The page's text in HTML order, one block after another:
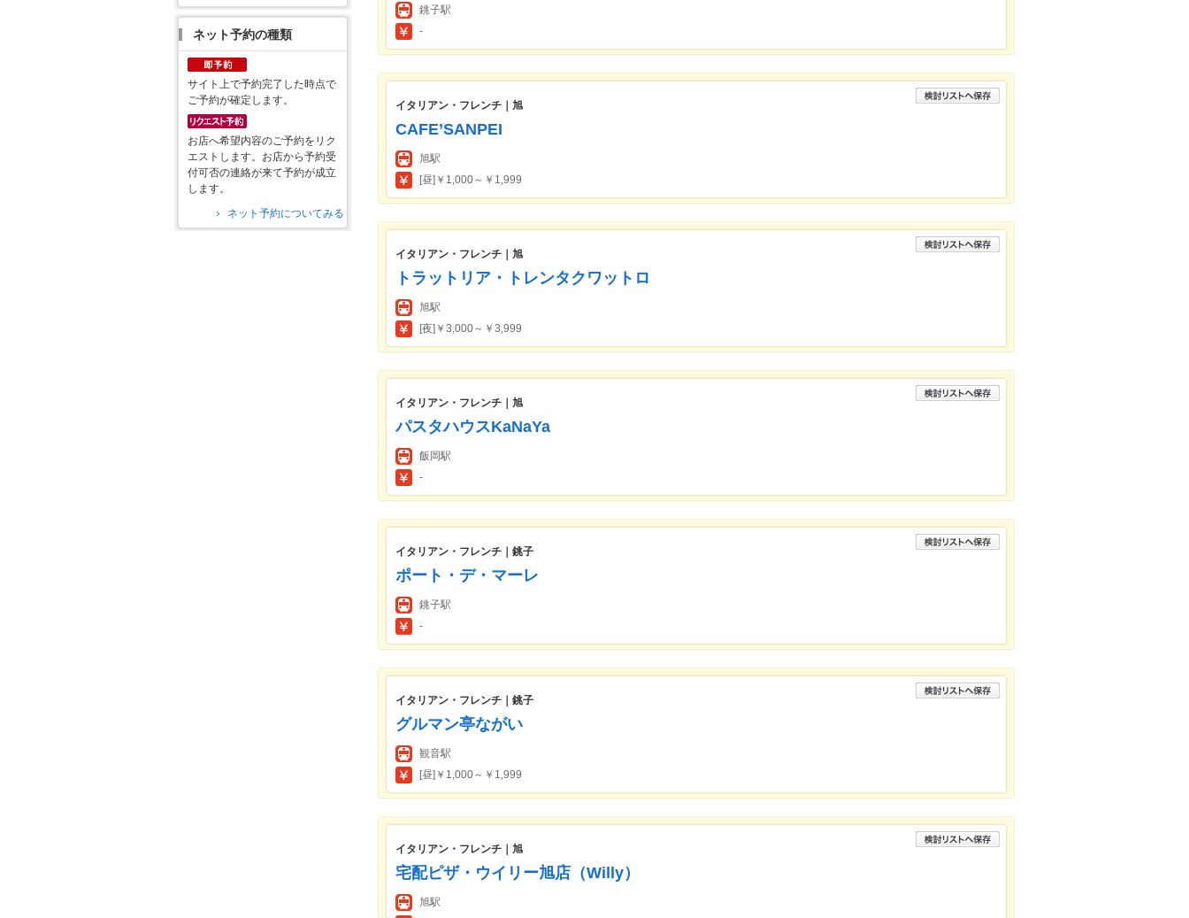
ネット予約の種類
サイト上で予約完了した時点で
ご予約が確定します。
お店へ希望内容のご予約をリク
エストします。お店から予約受
付可否の連絡が来て予約が成立
します。
ネット予約についてみる
銚子駅
-
イタリアン・フレンチ｜旭
CAFE’SANPEI
旭駅
[昼]￥1,000～￥1,999
イタリアン・フレンチ｜旭
トラットリア・トレンタクワットロ
旭駅
[夜]￥3,000～￥3,999
イタリアン・フレンチ｜旭
パスタハウスKaNaYa
飯岡駅
-
イタリアン・フレンチ｜銚子
ポート・デ・マーレ
銚子駅
-
イタリアン・フレンチ｜銚子
グルマン亭ながい
観音駅
[昼]￥1,000～￥1,999
イタリアン・フレンチ｜旭
宅配ピザ・ウイリー旭店（Willy）
旭駅